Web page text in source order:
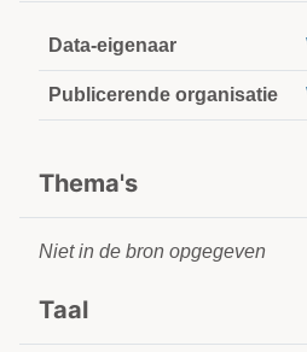
Data-eigenaar
Publicerende organisatie
Thema's
Niet in de bron opgegeven
Taal